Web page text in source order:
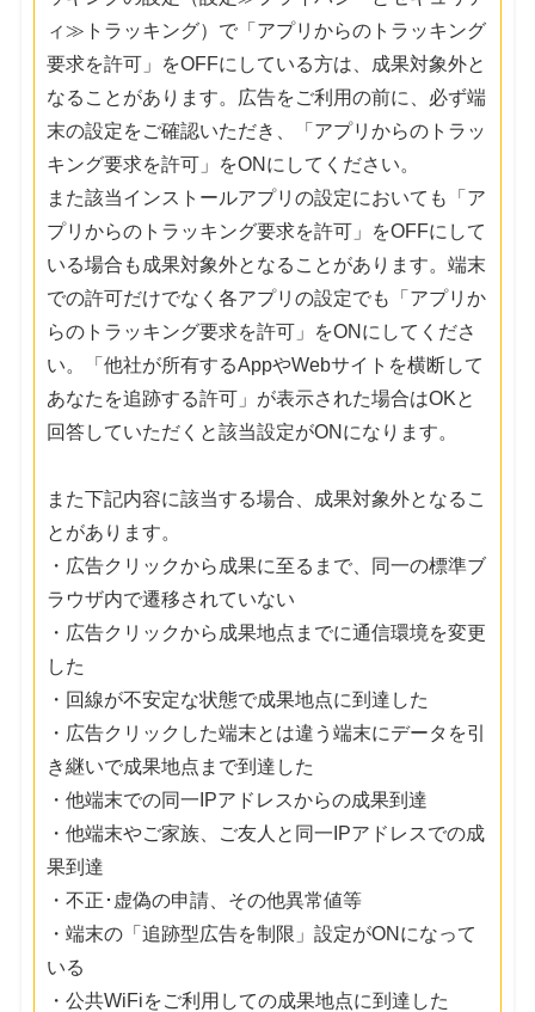
ィ≫トラッキング）で「アプリからのトラッキング
要求を許可」をOFFにしている方は、成果対象外と
なることがあります。広告をご利用の前に、必ず端
末の設定をご確認いただき、「アプリからのトラッ
キング要求を許可」をONにしてください。
また該当インストールアプリの設定においても「ア
プリからのトラッキング要求を許可」をOFFにして
いる場合も成果対象外となることがあります。端末
での許可だけでなく各アプリの設定でも「アプリか
らのトラッキング要求を許可」をONにしてくださ
い。「他社が所有するAppやWebサイトを横断して
あなたを追跡する許可」が表示された場合はOKと
回答していただくと該当設定がONになります。
また下記内容に該当する場合、成果対象外となるこ
とがあります。
・広告クリックから成果に至るまで、同一の標準ブ
ラウザ内で遷移されていない
・広告クリックから成果地点までに通信環境を変更
した
・回線が不安定な状態で成果地点に到達した
・広告クリックした端末とは違う端末にデータを引
き継いで成果地点まで到達した
・他端末での同一IPアドレスからの成果到達
・他端末やご家族、ご友人と同一IPアドレスでの成
果到達
・不正･虚偽の申請、その他異常値等
・端末の「追跡型広告を制限」設定がONになって
いる
・公共WiFiをご利用しての成果地点に到達した